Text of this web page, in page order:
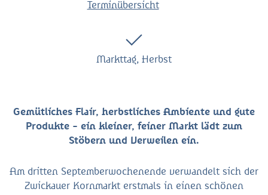
Terminübersicht
Markttag, Herbst
Gemütliches Flair, herbstliches Ambiente und gute
Produkte - ein kleiner, feiner Markt lädt zum
Stöbern und Verweilen ein.
Am dritten Septemberwochenende verwandelt sich der
Zwickauer Kornmarkt erstmals in einen schönen